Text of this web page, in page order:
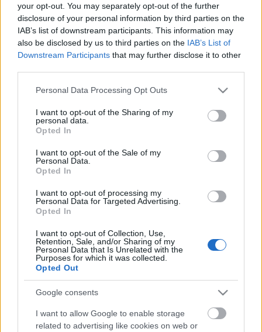
your opt-out. You may separately opt-out of the further
disclosure of your personal information by third parties on the
IAB’s list of downstream participants. This information may
also be disclosed by us to third parties on the IAB’s List of
Downstream Participants that may further disclose it to other
Please note that this website/app uses one or more Google
not limited to your visit or usage behaviour. You may click to
grant or deny consent to Google and its third-party tags to
use your data for below specified purposes in below Google
consent section.
Personal Data Processing Opt Outs
I want to opt-out of the Sharing of my
personal data.
Opted In
I want to opt-out of the Sale of my
Personal Data.
Opted In
I want to opt-out of processing my
Personal Data for Targeted Advertising.
Opted In
I want to opt-out of Collection, Use,
Retention, Sale, and/or Sharing of my
Personal Data that Is Unrelated with the
Purposes for which it was collected.
Opted Out
Google consents
I want to allow Google to enable storage
related to advertising like cookies on web or
Google Display Hálózat (GDN)
Kihasználása: Célzás, Kreatívok és
Stratégiák.
Fürdő Tamási•2025. május 19.
Google Display Hálózat (GDN) Kihasználása: Célzás,
Kreatívok és Stratégiák. A Google Display Hálózat
(GDN) az egyik legszélesebb körű hirdetési platform
az interneten, amely lehetőséget biztosít a
vállalkozások számára, hogy vizuális hirdetéseket
jelenítsenek meg különböző weboldalakon,…